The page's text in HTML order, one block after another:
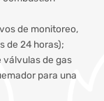
de monitoreo,
de 24 horas);
válvulas de gas
para una